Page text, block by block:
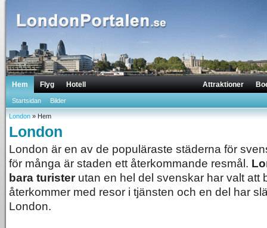
Hem Flyg Hotell Attraktioner
Startsidan Bilder
London» Hem
London
London är en av de populäraste städerna för
för många är staden ett återkommande resmål.
bara turisterutan en hel del svenskar har valt att
återkommer med resor i tjänsten och en del har
London.